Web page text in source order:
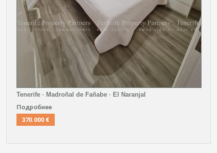
Tenerife · Madroñal de Fañabe · El Naranjal
Подробнее
370.000 €